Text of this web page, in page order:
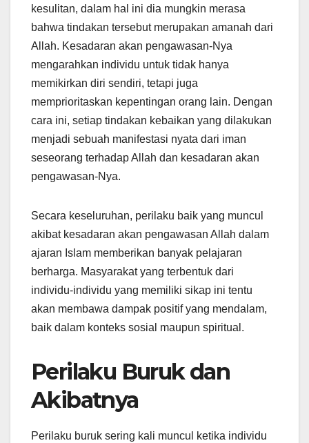
kesulitan, dalam hal ini dia mungkin merasa
bahwa tindakan tersebut merupakan amanah dari
Allah. Kesadaran akan pengawasan-Nya
mengarahkan individu untuk tidak hanya
memikirkan diri sendiri, tetapi juga
memprioritaskan kepentingan orang lain. Dengan
cara ini, setiap tindakan kebaikan yang dilakukan
menjadi sebuah manifestasi nyata dari iman
seseorang terhadap Allah dan kesadaran akan
pengawasan-Nya.
Secara keseluruhan, perilaku baik yang muncul
akibat kesadaran akan pengawasan Allah dalam
ajaran Islam memberikan banyak pelajaran
berharga. Masyarakat yang terbentuk dari
individu-individu yang memiliki sikap ini tentu
akan membawa dampak positif yang mendalam,
baik dalam konteks sosial maupun spiritual.
Perilaku Buruk dan
Akibatnya
Perilaku buruk sering kali muncul ketika individu